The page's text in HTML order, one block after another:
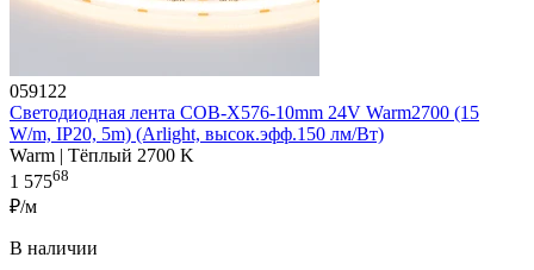
059122
Светодиодная лента COB-X576-10mm 24V Warm2700 (15
W/m, IP20, 5m) (Arlight, высок.эфф.150 лм/Вт)
Warm | Тёплый 2700 K
1 57568
₽/м
В наличии